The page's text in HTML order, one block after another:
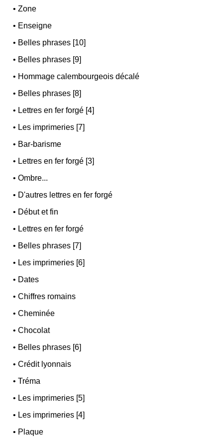
•Zone
• Enseigne
• Belles phrases [10]
• Belles phrases [9]
• Hommage calembourgeois décalé
• Belles phrases [8]
• Lettres en fer forgé [4]
• Les imprimeries [7]
• Bar-barisme
• Lettres en fer forgé [3]
•Ombre...
• D'autres lettres en fer forgé
• Début et fin
• Lettres en fer forgé
• Belles phrases [7]
• Les imprimeries [6]
• Dates
•Chiffres romains
•Cheminée
•Chocolat
• Belles phrases [6]
•Crédit lyonnais
•Tréma
• Les imprimeries [5]
• Les imprimeries [4]
• Plaque